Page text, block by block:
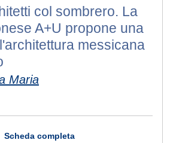
col sombrero. La
A+U propone una
messicana
Maria
Scheda completa